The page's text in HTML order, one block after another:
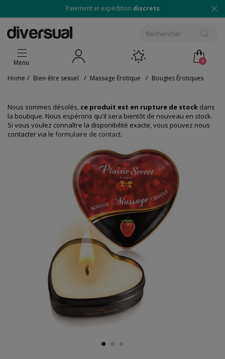
Paiement et expédition discrets
0
Menu
Home / Bien-être sexuel / Massage Érotique / Bougies Érotiques
Nous sommes désolés, ce produit est en rupture de stock dans
la boutique. Nous espérons qu'il sera bientôt de nouveau en stock.
Si vous voulez connaître la disponibilité exacte, vous pouvez nous
contacter via le formulaire de contact.